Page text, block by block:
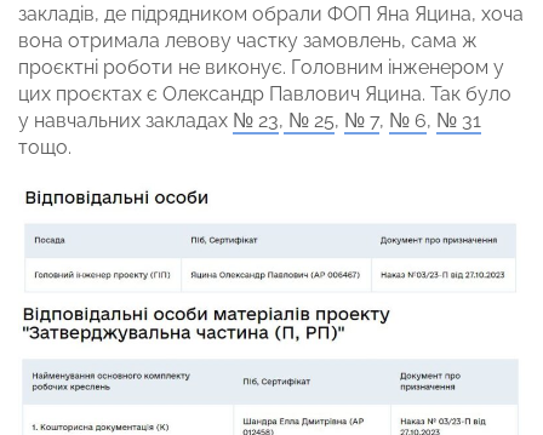
закладів, де підрядником обрали ФОП Яна Яцина, хоча
вона отримала левову частку замовлень, сама ж
проєктні роботи не виконує. Головним інженером у
цих проєктах є Олександр Павлович Яцина. Так було
у навчальних закладах № 23, № 25, № 7, № 6, № 31
тощо.